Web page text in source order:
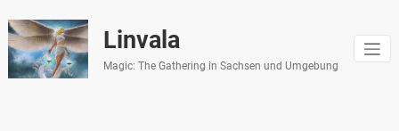
Inhalt
springen
Linvala
Magic: The Gathering in Sachsen und Umgebung